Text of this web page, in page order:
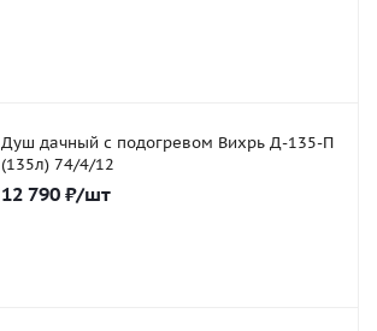
Душ дачный с подогревом Вихрь Д-135-П
(135л) 74/4/12
12 790 ₽/шт